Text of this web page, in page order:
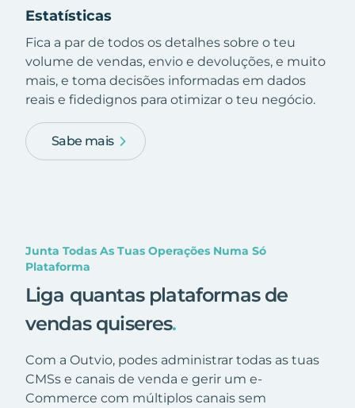
Estatísticas
Fica a par de todos os detalhes sobre o teu
volume de vendas, envio e devoluções, e muito
mais, e toma decisões informadas em dados
reais e fidedignos para otimizar o teu negócio.
Sabe mais
Junta Todas As Tuas Operações Numa Só
Plataforma
Liga quantas plataformas de
vendas quiseres.
Com a Outvio, podes administrar todas as tuas
CMSs e canais de venda e gerir um e-
Commerce com múltiplos canais sem